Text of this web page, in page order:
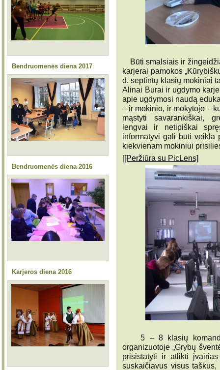
Bendruomenės diena 2017
Bendruomenės diena 2016
Karjeros diena 2016
Būti smalsiais ir
karjerai pamokos
d. septintų klasių mokiniai
Alinai Burai ir ugdymo
apie ugdymosi naudą
– ir mokinio, ir mokytojo –
mąstyti savarankiškai,
lengvai ir netipiškai
informatyvi gali būti veikla
kiekvienam mokiniui
[[Peržiūra su PicLens]
5 – 8 klasių komanda
organizuotoje „Grybų
prisistatyti ir atlikti įvairias
suskaičiavus visus taškus,